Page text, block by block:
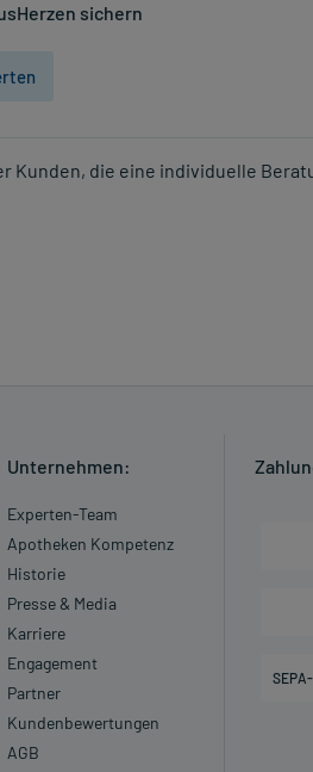
sichern
Kunden, die eine individuelle
Unternehmen:
Experten-Team
Apotheken Kompetenz
Historie
Presse & Media
Karriere
Engagement
Partner
Kundenbewertungen
AGB